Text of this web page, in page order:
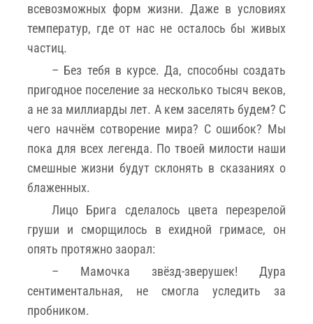
всевозможных форм жизни. Даже в условиях
температур, где от нас не осталось бы живых
частиц.
– Без тебя в курсе. Да, способны создать
пригодное поселение за несколько тысяч веков,
а не за миллиарды лет. А кем заселять будем? С
чего начнём сотворение мира? С ошибок? Мы
пока для всех легенда. По твоей милости наши
смешные жизни будут склонять в сказаниях о
блаженных.
Лицо Брига сделалось цвета перезрелой
груши и сморщилось в ехидной гримасе, он
опять протяжно заорал:
– Мамочка звёзд-зверушек! Дура
сентиментальная, не смогла уследить за
пробником.